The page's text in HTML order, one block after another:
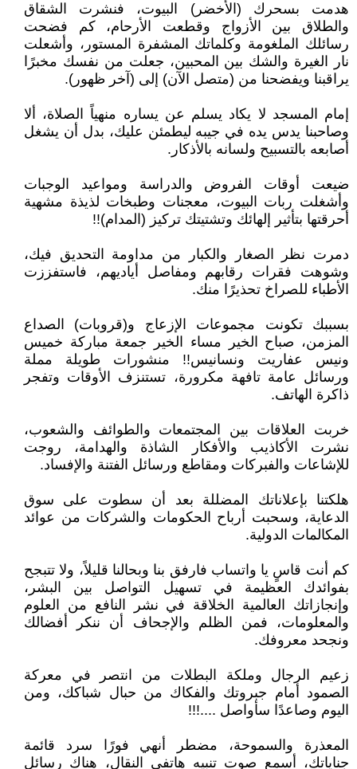
هدمت بسحرك (الأخضر) البيوت، فنشرت الشقاق
والطلاق بين الأزواج وقطعت الأرحام، كم فضحت
رسائلك الملغومة وكلماتك المشفرة المستور، وأشعلت
نار الغيرة والشك بين المحبين، جعلت من نفسك مخبرًا
يراقبنا ويفضحنا من (متصل الآن) إلى (آخر ظهور).
إمام المسجد لا يكاد يسلم عن يساره منهياً الصلاة، ألا
وصاحبنا يدس يده في جيبه ليطمئن عليك، بدل أن يشغل
أصابعه بالتسبيح ولسانه بالأذكار.
ضيعت أوقات الفروض والدراسة ومواعيد الوجبات
وأشغلت ربات البيوت، معجنات وطبخات لذيذة مشهية
أحرقتها بتأثير إلهائك وتشتيتك تركيز (المدام)!!
دمرت نظر الصغار والكبار من مداومة التحديق فيك،
وشوهت فقرات رقابهم ومفاصل أياديهم، فاستفززت
الأطباء للصراخ تحذيرًا منك.
بسببك تكونت مجموعات الإزعاج و(قروبات) الصداع
المزمن، صباح الخير مساء الخير جمعة مباركة خميس
ونيس عفاريت ونسانيس!! منشورات طويلة مملة
ورسائل عامة تافهة مكرورة، تستنزف الأوقات وتفجر
ذاكرة الهاتف.
خربت العلاقات بين المجتمعات والطوائف والشعوب،
نشرت الأكاذيب والأفكار الشاذة والهدامة، روجت
للإشاعات والفبركات ومقاطع ورسائل الفتنة والإفساد.
هلكتنا بإعلاناتك المضللة بعد أن سطوت على سوق
الدعاية، وسحبت أرباح الحكومات والشركات من عوائد
المكالمات الدولية.
كم أنت قاسٍ يا واتساب فارفق بنا وبحالنا قليلاً، ولا تتبجح
بفوائدك العظيمة في تسهيل التواصل بين البشر،
وإنجازاتك العالمية الخلاقة في نشر النافع من العلوم
والمعلومات، فمن الظلم والإجحاف أن ننكر أفضالك
ونجحد معروفك.
زعيم الرجال وملكة البطلات من انتصر في معركة
الصمود أمام جبروتك والفكاك من حبال شباكك، ومن
اليوم وصاعدًا سأواصل ....!!!
المعذرة والسموحة، مضطر أنهي فورًا سرد قائمة
جناياتك، أسمع صوت تنبيه هاتفي النقال، هناك رسائل